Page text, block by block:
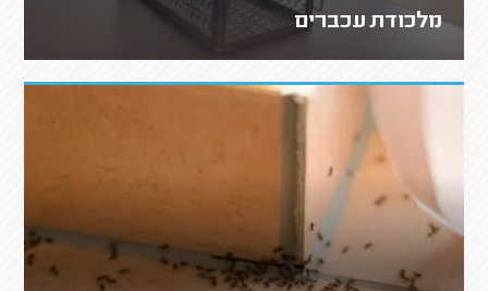
מלכודת עכברים